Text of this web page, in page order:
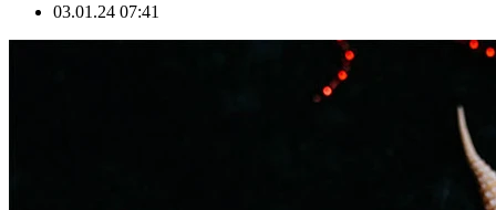
03.01.24 07:41